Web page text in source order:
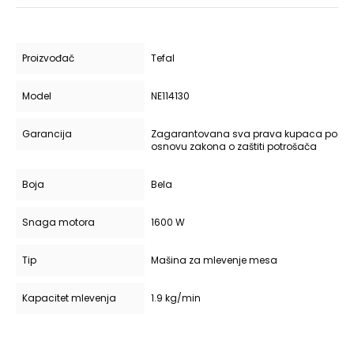
Proizvođač Tefal
Model NE114130
Garancija
Zagarantovana sva prava kupaca po
osnovu zakona o zaštiti potrošača
Boja Bela
Snaga motora 1600 W
Tip Mašina za mlevenje mesa
Kapacitet mlevenja 1.9 kg/min